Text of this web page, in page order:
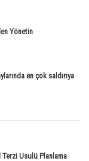
Yönetin
en çok saldırıya
Terzi Usulü Planlama